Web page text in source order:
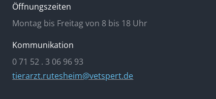
Öffnungszeiten
Montag bis Freitag von 8 bis 18 Uhr
Kommunikation
0 71 52 . 3 06 96 93
tierarzt.rutesheim@vetspert.de